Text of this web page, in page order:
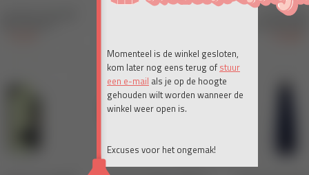
Momenteel is de winkel gesloten,
kom later nog eens terug of stuur
een e-mail als je op de hoogte
gehouden wilt worden wanneer de
winkel weer open is.
Excuses voor het ongemak!